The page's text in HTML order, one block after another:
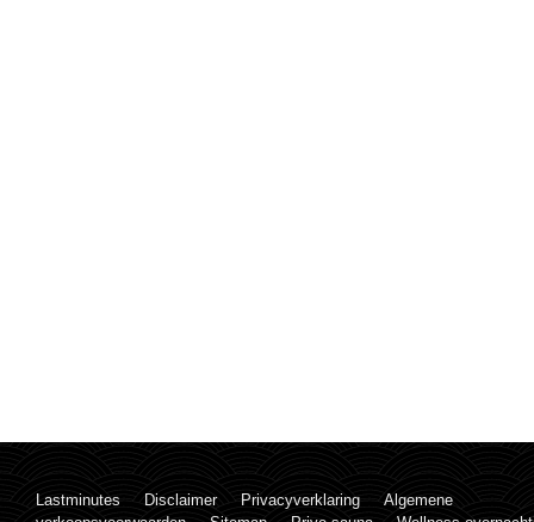
Lastminutes Disclaimer Privacyverklaring
Algemene